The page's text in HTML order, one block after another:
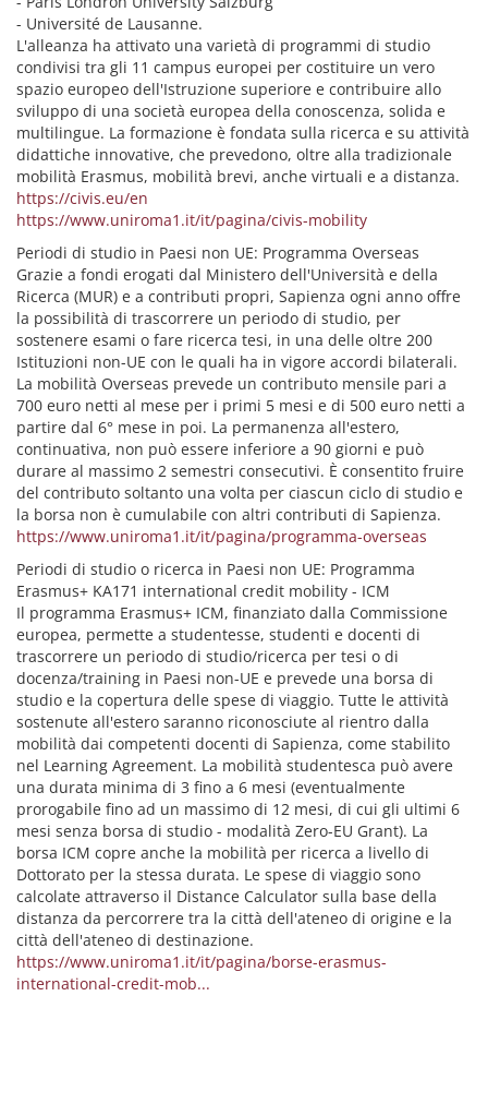
- Université de Lausanne.
L'alleanza ha attivato una varietà di programmi di studio
condivisi tra gli 11 campus europei per costituire un vero
spazio europeo dell'Istruzione superiore e contribuire allo
sviluppo di una società europea della conoscenza, solida e
multilingue. La formazione è fondata sulla ricerca e su attività
didattiche innovative, che prevedono, oltre alla tradizionale
mobilità Erasmus, mobilità brevi, anche virtuali e a distanza.
https://civis.eu/en
https://www.uniroma1.it/it/pagina/civis-mobility
Periodi di studio in Paesi non UE: Programma Overseas
Grazie a fondi erogati dal Ministero dell'Università e della
Ricerca (MUR) e a contributi propri, Sapienza ogni anno offre
la possibilità di trascorrere un periodo di studio, per
sostenere esami o fare ricerca tesi, in una delle oltre 200
Istituzioni non-UE con le quali ha in vigore accordi bilaterali.
La mobilità Overseas prevede un contributo mensile pari a
700 euro netti al mese per i primi 5 mesi e di 500 euro netti a
partire dal 6° mese in poi. La permanenza all'estero,
continuativa, non può essere inferiore a 90 giorni e può
durare al massimo 2 semestri consecutivi. È consentito fruire
del contributo soltanto una volta per ciascun ciclo di studio e
la borsa non è cumulabile con altri contributi di Sapienza.
https://www.uniroma1.it/it/pagina/programma-overseas
Periodi di studio o ricerca in Paesi non UE: Programma
Erasmus+ KA171 international credit mobility - ICM
Il programma Erasmus+ ICM, finanziato dalla Commissione
europea, permette a studentesse, studenti e docenti di
trascorrere un periodo di studio/ricerca per tesi o di
docenza/training in Paesi non-UE e prevede una borsa di
studio e la copertura delle spese di viaggio. Tutte le attività
sostenute all'estero saranno riconosciute al rientro dalla
mobilità dai competenti docenti di Sapienza, come stabilito
nel Learning Agreement. La mobilità studentesca può avere
una durata minima di 3 fino a 6 mesi (eventualmente
prorogabile fino ad un massimo di 12 mesi, di cui gli ultimi 6
mesi senza borsa di studio - modalità Zero-EU Grant). La
borsa ICM copre anche la mobilità per ricerca a livello di
Dottorato per la stessa durata. Le spese di viaggio sono
calcolate attraverso il Distance Calculator sulla base della
distanza da percorrere tra la città dell'ateneo di origine e la
città dell'ateneo di destinazione.
https://www.uniroma1.it/it/pagina/borse-erasmus-
international-credit-mob...